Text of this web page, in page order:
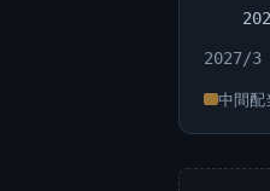
2027/3
中間配